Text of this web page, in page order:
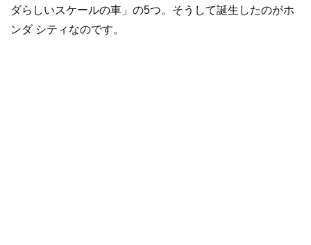
ダらしいスケールの車」の5つ。そうして誕生したのがホ
ンダ シティなのです。